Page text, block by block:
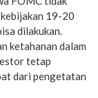
kebijakan 19-20
dilakukan.
ketahanan dalam
tetap
dari pengetatan